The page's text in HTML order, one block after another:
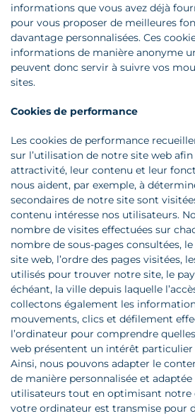
informations que vous avez déjà
pour vous proposer de meilleures
davantage personnalisées. Ces
informations de manière anonyme
peuvent donc servir à suivre vos
sites.
Cookies de performance
Les cookies de performance
sur l’utilisation de notre site web afin
attractivité, leur contenu et leur
nous aident, par exemple, à
secondaires de notre site sont
contenu intéresse nos utilisateurs.
nombre de visites effectuées sur
nombre de sous-pages consultées,
site web, l’ordre des pages visitées,
utilisés pour trouver notre site, le
échéant, la ville depuis laquelle
collectons également les
mouvements, clics et défilement
l’ordinateur pour comprendre
web présentent un intérêt
Ainsi, nous pouvons adapter le
de manière personnalisée et adaptée
utilisateurs tout en optimisant notre
votre ordinateur est transmise pour